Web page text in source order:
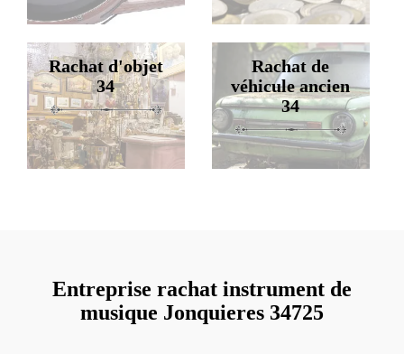
Rachat d'objet
34
Rachat de
véhicule ancien
34
Entreprise rachat instrument de
musique Jonquieres 34725